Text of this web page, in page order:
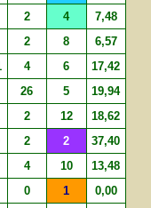
2 4 7,48
2 8 6,57
4 6 17,42
26 5 19,94
2 12 18,62
2 2 37,40
4 10 13,48
0 1 0,00